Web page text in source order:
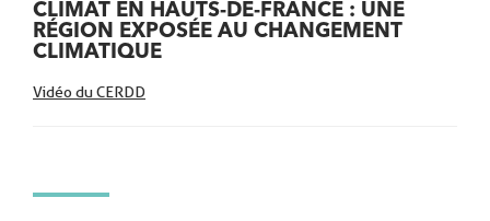
CLIMAT EN HAUTS-DE-FRANCE : UNE
RÉGION EXPOSÉE AU CHANGEMENT
CLIMATIQUE
Vidéo du CERDD